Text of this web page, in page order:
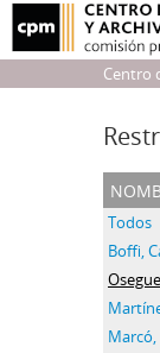
Centro
Todos
Boffi,
Marcó,